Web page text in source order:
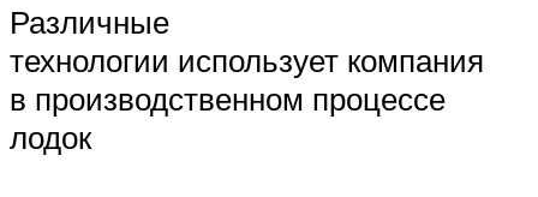
Различные
технологии использует компания
в производственном процессе
лодок